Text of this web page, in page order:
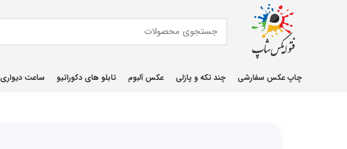
چاپ عکس سفارشی چند تکه و پازلی عکس آلبوم تابلو های دکوراتیو ساعت دیواری